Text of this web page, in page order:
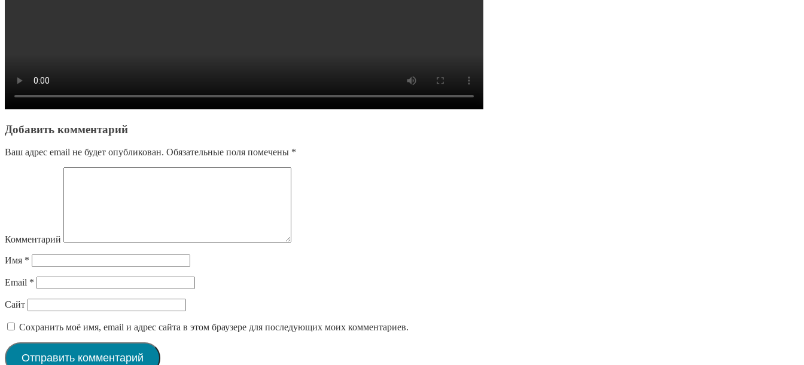
Добавить комментарий
Ваш адрес email не будет опубликован. Обязательные поля помечены *
Комментарий
Имя *
Email *
Сайт
Сохранить моё имя, email и адрес сайта в этом браузере для последующих моих комментариев.